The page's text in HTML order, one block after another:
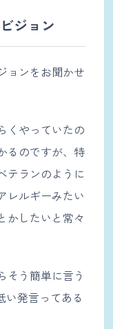
ジョン
ョンをお聞かせ
くやっていたの
るのですが、特
テランのように
レルギーみたい
かしたいと常々
そう簡単に言う
発言ってある